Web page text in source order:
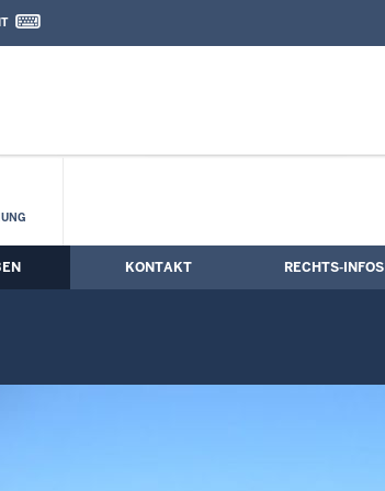
Kontaktformular
KONTAKT RECHTS-INFOS